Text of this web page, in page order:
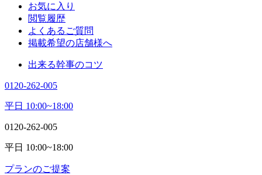
お気に入り
閲覧履歴
よくあるご質問
掲載希望の店舗様へ
出来る幹事のコツ
0120-262-005
平日 10:00~18:00
0120-262-005
平日 10:00~18:00
プランのご提案